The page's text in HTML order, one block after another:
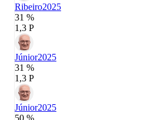
Ribeiro2025
31 %
1,3 P
Júnior2025
31 %
1,3 P
Júnior2025
50 %